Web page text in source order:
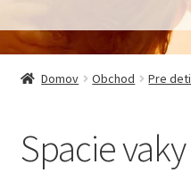
Domov
Do izbičky
Domov Obchod Pre deti
Spacie vaky